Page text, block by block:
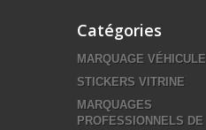
Catégories
MARQUAGE VÉHICULE
STICKERS VITRINE
MARQUAGES
PROFESSIONNELS DE